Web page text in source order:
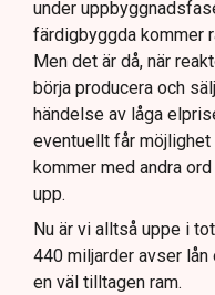
under
färdigbyggda kommer
Men det är då, när
börja producera och
händelse av låga
eventuellt får
kommer med andra
upp.
Nu är vi alltså uppe i
440 miljarder avser
en väl tilltagen ram.